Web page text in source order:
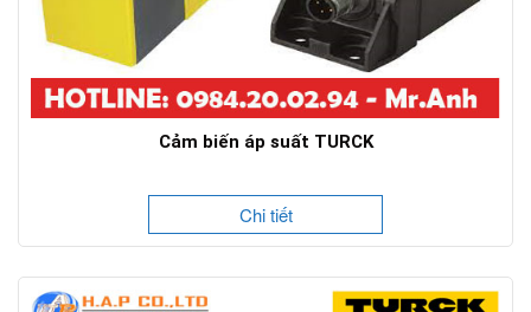
Cảm biến áp suất TURCK
Chi tiết